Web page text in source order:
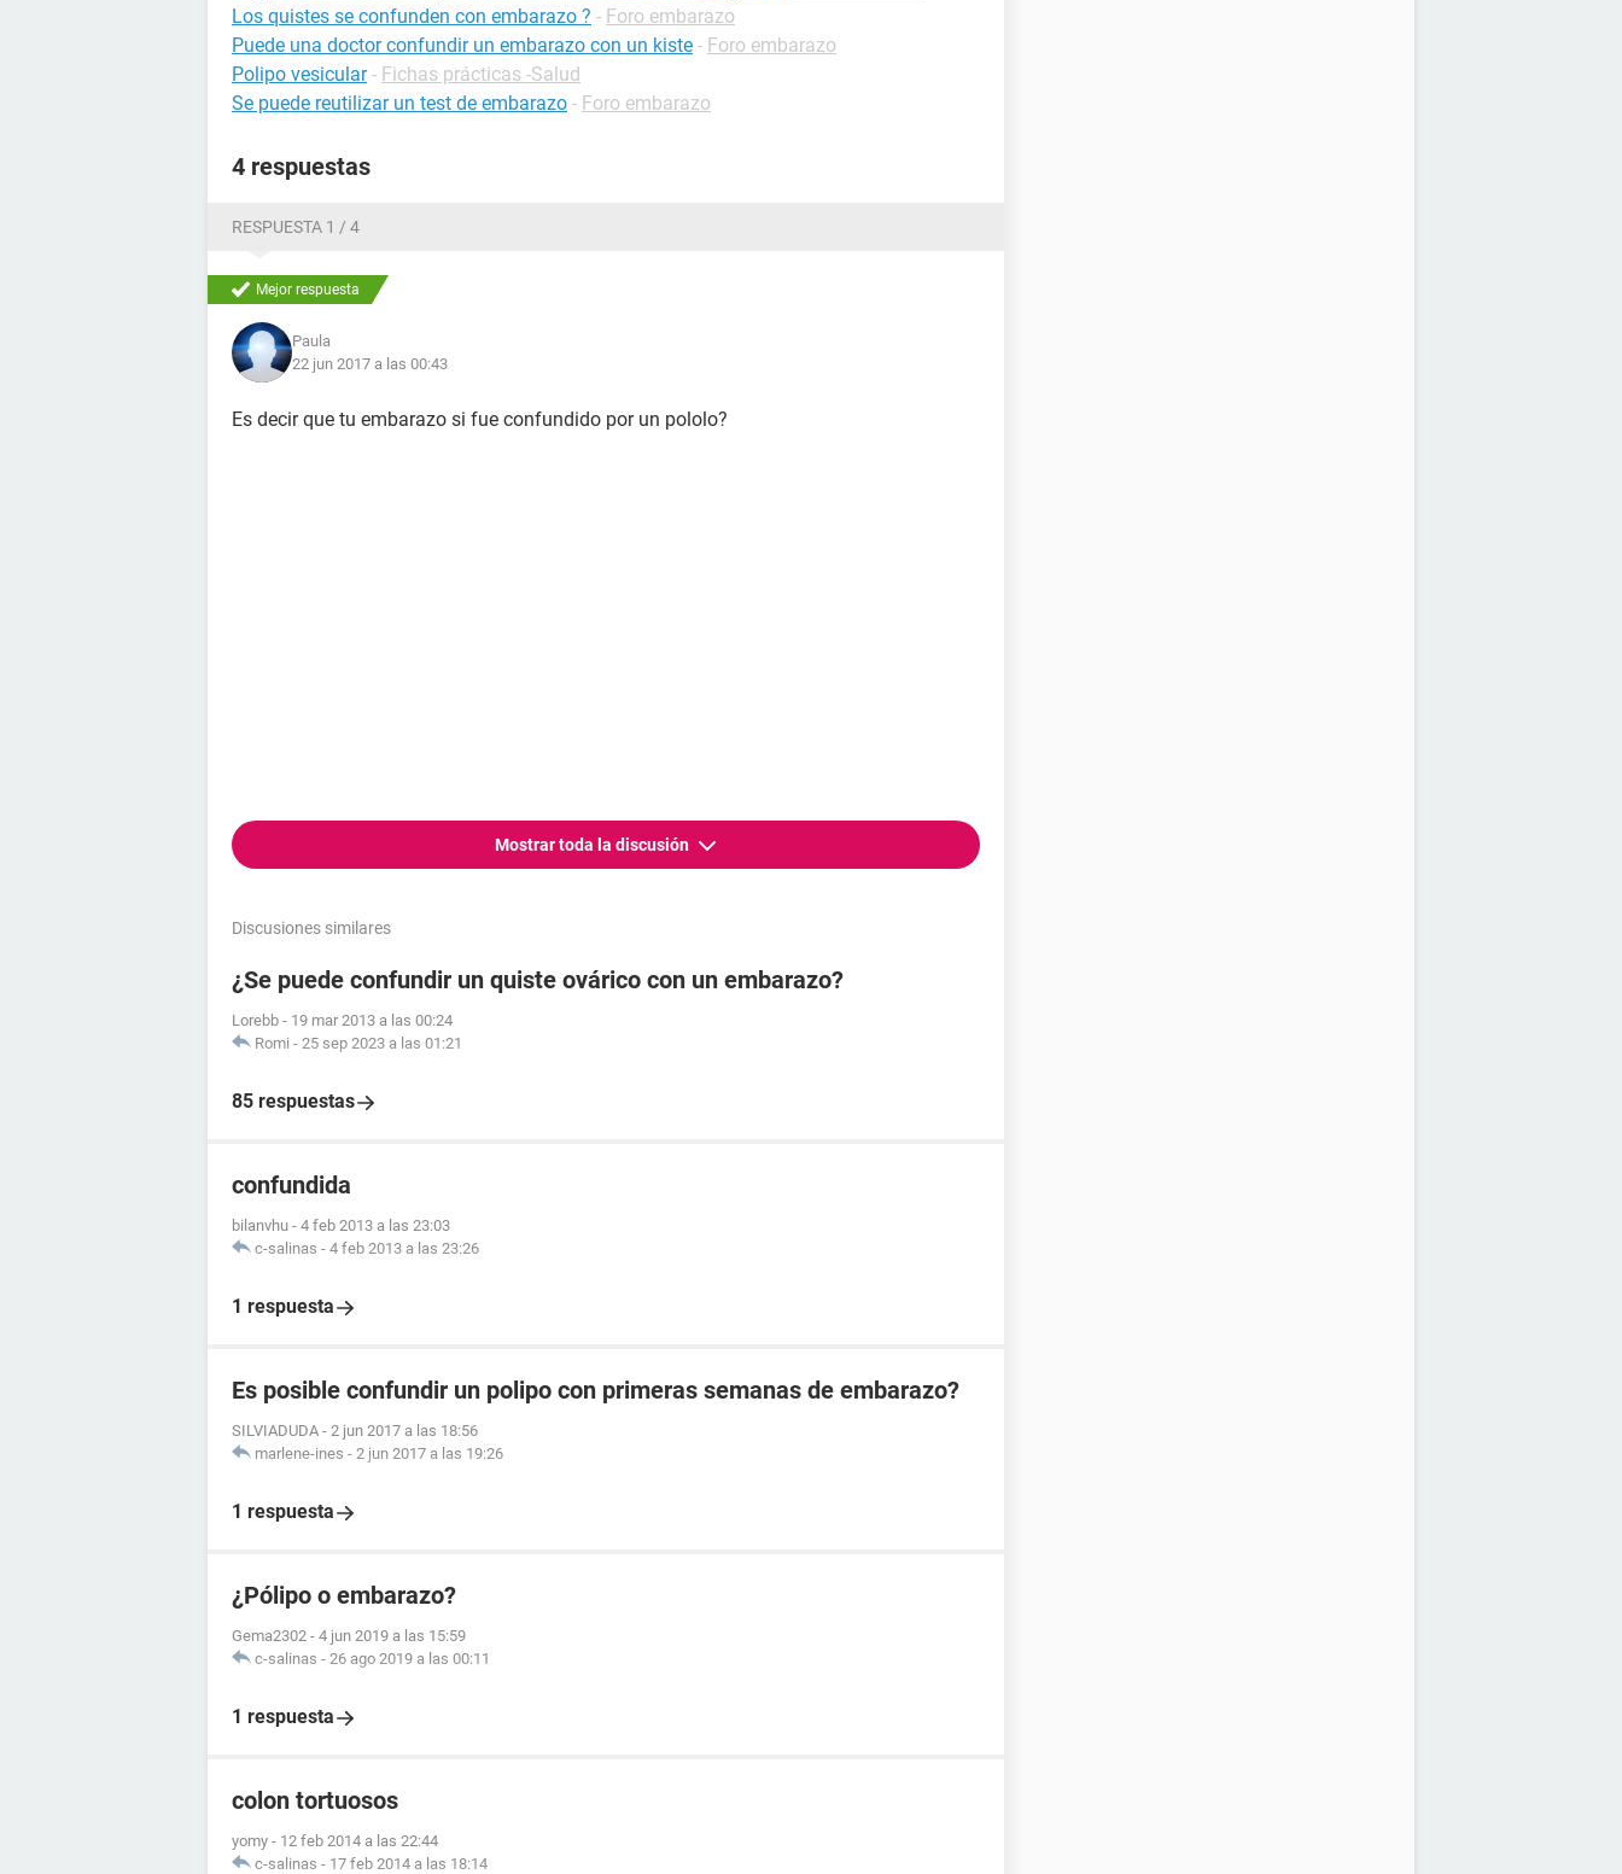
Un saludo
Los quistes se confunden con embarazo ? - Foro embarazo
Puede una doctor confundir un embarazo con un kiste - Foro embarazo
Polipo vesicular - Fichas prácticas -Salud
Se puede reutilizar un test de embarazo - Foro embarazo
4 respuestas
RESPUESTA 1 / 4
Mejor respuesta
Paula
22 jun 2017 a las 00:43
Es decir que tu embarazo si fue confundido por un pololo?
Mostrar toda la discusión
Discusiones similares
¿Se puede confundir un quiste ovárico con un embarazo?
Lorebb - 19 mar 2013 a las 00:24
Romi - 25 sep 2023 a las 01:21
85 respuestas
confundida
bilanvhu - 4 feb 2013 a las 23:03
c-salinas - 4 feb 2013 a las 23:26
1 respuesta
Es posible confundir un polipo con primeras semanas de embarazo?
SILVIADUDA - 2 jun 2017 a las 18:56
marlene-ines - 2 jun 2017 a las 19:26
1 respuesta
¿Pólipo o embarazo?
Gema2302 - 4 jun 2019 a las 15:59
c-salinas - 26 ago 2019 a las 00:11
1 respuesta
colon tortuosos
yomy - 12 feb 2014 a las 22:44
c-salinas - 17 feb 2014 a las 18:14